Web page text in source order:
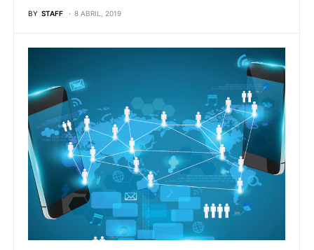
BY STAFF 8 ABRIL, 2019